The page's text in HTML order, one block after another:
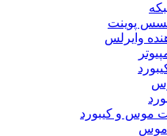
پوینت
وایرلس
موس و کیبورد
موس